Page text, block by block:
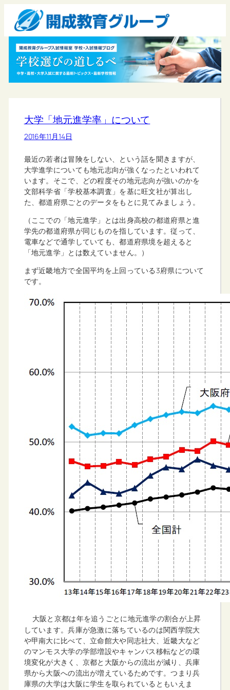
大学「地元進学率」について
2016年11月14日
最近の若者は冒険をしない、という話を聞きますが、
大学進学についても地元志向が強くなったといわれて
います。そこで、どの程度その地元志向が強いのかを
文部科学省「学校基本調査」を基に旺文社が算出し
た、都道府県ごとのデータをもとに見てみましょう。
（ここでの「地元進学」とは出身高校の都道府県と進
学先の都道府県が同じものを指しています。従って、
電車などで通学していても、都道府県境を超えると
「地元進学」とは数えていません。）
まず近畿地方で全国平均を上回っている3府県について
です。
大阪と京都は年を追うごとに地元進学の割合が上昇
しています。兵庫が急激に落ちているのは関西学院大
や甲南大に比べて、立命館大や同志社大、近畿大など
のマンモス大学の学部増設やキャンパス移転などの環
境変化が大きく、京都と大阪からの流出が減り、兵庫
県から大阪への流出が増えているためです。つまり兵
庫県の大学は大阪に学生を取られているともいえま